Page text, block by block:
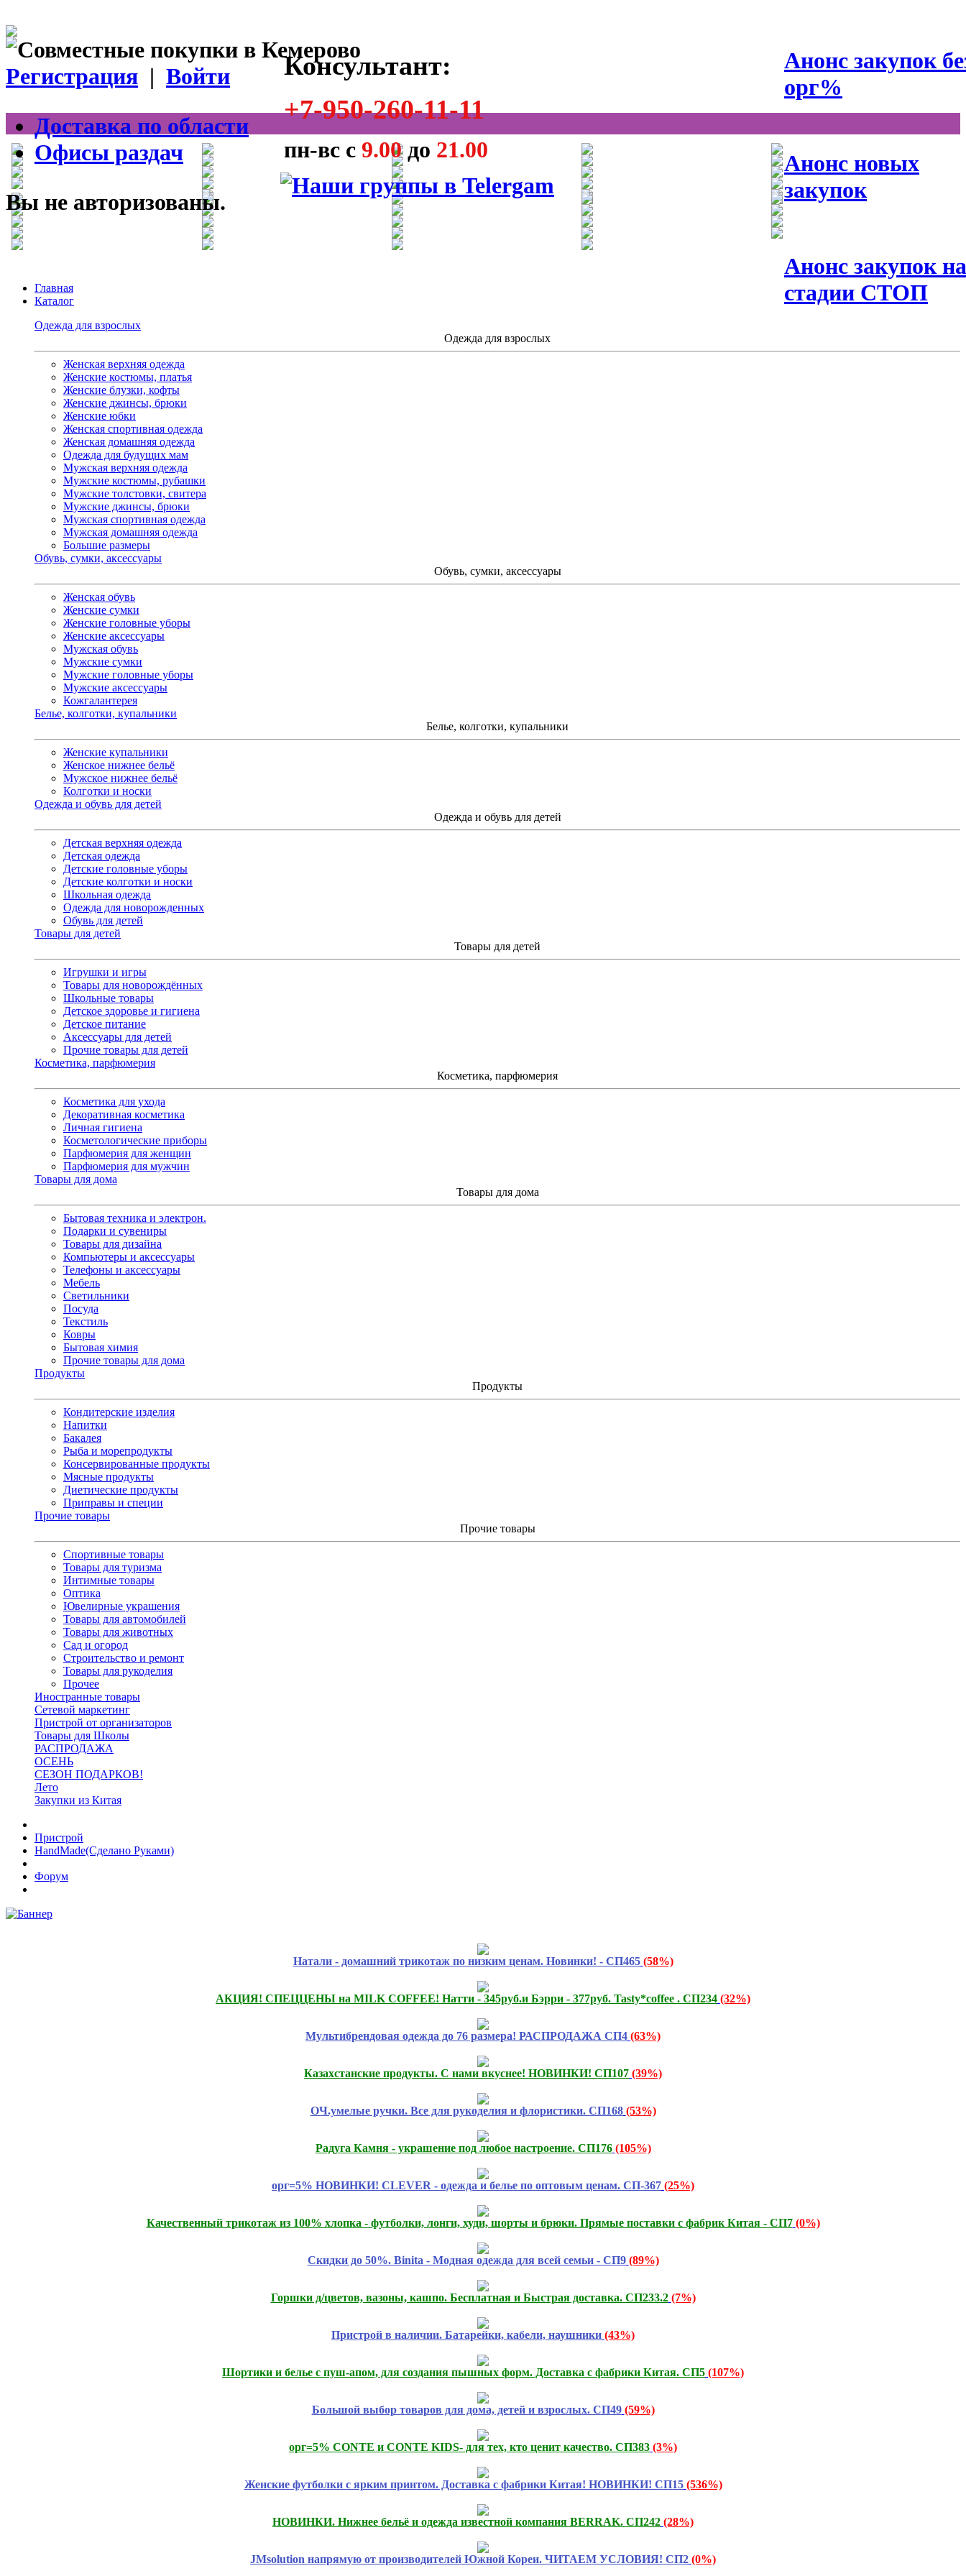
Анонс закупок
орг%
Анонс новых
закупок
Анонс закупок на
стадии СТОП
Консультант:
+7-950-260-11-11
пн-вс с 9.00до 21.00
Регистрация | Войти
Доставка по области
Офисы раздач
Вы не авторизованы.
Главная
Каталог
Одежда для взрослых
Одежда для взрослых
Женская верхняя одежда
Женские костюмы, платья
Женские блузки, кофты
Женские джинсы, брюки
Женские юбки
Женская спортивная одежда
Женская домашняя одежда
Одежда для будущих мам
Мужская верхняя одежда
Мужские костюмы, рубашки
Мужские толстовки, свитера
Мужские джинсы, брюки
Мужская спортивная одежда
Мужская домашняя одежда
Большие размеры
Обувь, сумки, аксессуары
Обувь, сумки, аксессуары
Женская обувь
Женские сумки
Женские головные уборы
Женские аксессуары
Мужская обувь
Мужские сумки
Мужские головные уборы
Мужские аксессуары
Кожгалантерея
Белье, колготки, купальники
Белье, колготки, купальники
Женские купальники
Женское нижнее бельё
Мужское нижнее бельё
Колготки и носки
Одежда и обувь для детей
Одежда и обувь для детей
Детская верхняя одежда
Детская одежда
Детские головные уборы
Детские колготки и носки
Школьная одежда
Одежда для новорожденных
Обувь для детей
Товары для детей
Товары для детей
Игрушки и игры
Товары для новорождённых
Школьные товары
Детское здоровье и гигиена
Детское питание
Аксессуары для детей
Прочие товары для детей
Косметика, парфюмерия
Косметика, парфюмерия
Косметика для ухода
Декоративная косметика
Личная гигиена
Косметологические приборы
Парфюмерия для женщин
Парфюмерия для мужчин
Товары для дома
Товары для дома
Бытовая техника и электрон.
Подарки и сувениры
Товары для дизайна
Компьютеры и аксессуары
Телефоны и аксессуары
Мебель
Светильники
Посуда
Текстиль
Ковры
Бытовая химия
Прочие товары для дома
Продукты
Продукты
Кондитерские изделия
Напитки
Бакалея
Рыба и морепродукты
Консервированные продукты
Мясные продукты
Диетические продукты
Приправы и специи
Прочие товары
Прочие товары
Спортивные товары
Товары для туризма
Интимные товары
Оптика
Ювелирные украшения
Товары для автомобилей
Товары для животных
Сад и огород
Строительство и ремонт
Товары для рукоделия
Прочее
Иностранные товары
Сетевой маркетинг
Пристрой от организаторов
Товары для Школы
РАСПРОДАЖА
ОСЕНЬ
СЕЗОН ПОДАРКОВ!
Лето
Закупки из Китая
Пристрой
HandMade(Сделано Руками)
Форум
Натали - домашний трикотаж по низким ценам. Новинки! - СП465 (58%)
АКЦИЯ! СПЕЦЦЕНЫ на MILK COFFEE! Натти - 345руб.и Бэрри - 377руб. Tasty*coffee . СП234 (32%)
Мультибрендовая одежда до 76 размера! РАСПРОДАЖА СП4 (63%)
Казахстанские продукты. С нами вкуснее! НОВИНКИ! СП107 (39%)
ОЧ.умелые ручки. Все для рукоделия и флористики. СП168 (53%)
Радуга Камня - украшение под любое настроение. СП176 (105%)
орг=5% НОВИНКИ! CLEVER - одежда и белье по оптовым ценам. СП-367 (25%)
Качественный трикотаж из 100% хлопка - футболки, лонги, худи, шорты и брюки. Прямые поставки с фабрик Китая - СП7 (0%)
Скидки до 50%. Binita - Модная одежда для всей семьи - СП9 (89%)
Горшки д/цветов, вазоны, кашпо. Бесплатная и Быстрая доставка. СП233.2 (7%)
Пристрой в наличии. Батарейки, кабели, наушники (43%)
Шортики и белье с пуш-апом, для создания пышных форм. Доставка с фабрики Китая. СП5 (107%)
Большой выбор товаров для дома, детей и взрослых. СП49 (59%)
орг=5% CONTE и CONTE KIDS- для тех, кто ценит качество. СП383 (3%)
Женские футболки с ярким принтом. Доставка с фабрики Китая! НОВИНКИ! СП15 (536%)
НОВИНКИ. Нижнее бельё и одежда известной компания BERRAK. СП242 (28%)
JMsolution напрямую от производителей Южной Кореи. ЧИТАЕМ УСЛОВИЯ! СП2 (0%)